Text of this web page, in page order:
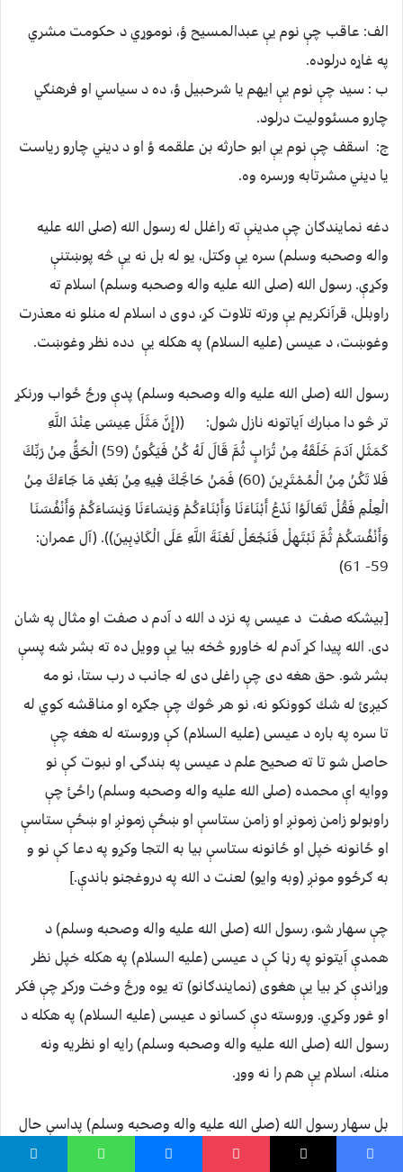
الف: عاقب چې نوم يې عبدالمسيح ؤ، نوموړي د حكومت مشري
په غاړه درلوده.
ب : سيد چې نوم يې ايهم يا شرحبيل ؤ، ده د سياسي او فرهنګي
چارو مسئووليت درلود.
ج: اسقف چې نوم يې ابو حارثه بن علقمه ؤ او د ديني چارو رياست
يا ديني مشرتابه ورسره وه.
دغه نمايندګان چې مدينې ته راغلل له رسول الله (صلى الله عليه
واله وصحبه وسلم) سره يې وكتل، يو له بل نه يې څه پوښتنې
وكړې. رسول الله (صلى الله عليه واله وصحبه وسلم) اسلام ته
راوبلل، قرآنكريم يې ورته تلاوت كړ، دوى د اسلام له منلو نه معذرت
وغوښت، د عيسى (عليه السلام) په هكله يې دده نظر وغوښت.
رسول الله (صلى الله عليه واله وصحبه وسلم) پدې ورځ ځواب ورنكړ
تر څو دا مبارك آياتونه نازل شول: ((إِنَّ مَثَلَ عِيسَى عِنْدَ اللَّهِ
كَمَثَلِ آدَمَ خَلَقَهُ مِنْ تُرَابٍ ثُمَّ قَالَ لَهُ كُنْ فَيَكُونُ (59) الْحَقُّ مِنْ رَبِّكَ
فَلا تَكُنْ مِنْ الْمُمْتَرِينَ (60) فَمَنْ حَاجَّكَ فِيهِ مِنْ بَعْدِ مَا جَاءَكَ مِنْ
الْعِلْمِ فَقُلْ تَعَالَؤا نَدْعُ أَبْنَاءَنَا وَأَبْنَاءَكُمْ وَنِسَاءَنَا وَنِسَاءَكُمْ وَأَنْفُسَنَا
وَأَنْفُسَكُمْ ثُمَّ نَبْتَهِلْ فَنَجْعَلْ لَعْنَةَ اللَّهِ عَلَى الْكَاذِبِينَ)). (آل عمران:
59- 61)
[بيشكه صفت د عيسى په نزد د الله د آدم د صفت او مثال په شان
دى. الله پيدا كړ آدم له خاورو څخه بيا يې وويل ده ته بشر شه پسې
بشر شو. حق هغه دى چې راغلى دى له جانب د رب ستا، نو مه
كيږئ له شك كوونكو نه، نو هر څوك چې جګړه او مناقشه كوي له
تا سره په باره د عيسى (عليه السلام) كې وروسته له هغه چې
حاصل شو تا ته صحيح علم د عيسى په بندګۍ او نبوت كې نو
ووايه اې محمده (صلى الله عليه واله وصحبه وسلم) راځئ چې
راوبولو زامن زمونږ او زامن ستاسې او ښځې زمونږ او ښځې ستاسې
او ځانونه خپل او ځانونه ستاسې بيا به التجا وكړو په دعا كې نو و
به ګرځوو مونږ (وبه وايو) لعنت د الله په دروغجنو باندې.]
چې سهار شو، رسول الله (صلى الله عليه واله وصحبه وسلم) د
همدې آيتونو په رڼا كې د عيسى (عليه السلام) په هكله خپل نظر
وړاندې كړ بيا يې هغوى (نمايندګانو) ته يوه ورځ وخت وركړ چې فكر
او غور وكړي. وروسته دې كسانو د عيسى (عليه السلام) په هكله د
رسول الله (صلى الله عليه واله وصحبه وسلم) رايه او نظريه ونه
منله، اسلام يې هم را نه ووړ.
بل سهار رسول الله (صلى الله عليه واله وصحبه وسلم) پداسې حال
كې چې حسن او حسين (رضي الله عنهما) يې پخپل چادر كې پټ